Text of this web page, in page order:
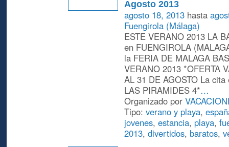
Agosto 2013
agosto 18, 2013hasta
Fuengirola (Málaga)
ESTE VERANO 2013 LA
en FUENGIROLA
la FERIA DE MALAGA
VERANO 2013 *OFERTA
AL 31 DE AGOSTO La
LAS PIRAMIDES 4*…
Organizado por
Tipo: verano y playa,
jovenes, estancia, playa,
2013, divertidos, baratos,